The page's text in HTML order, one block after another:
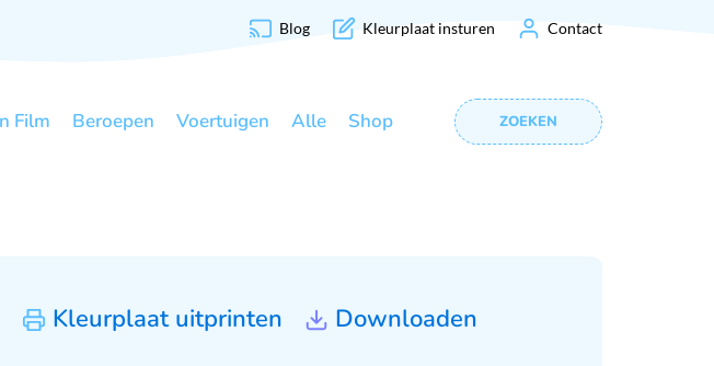
Blog Kleurplaat insturen Contact
Film Beroepen Voertuigen Alle Shop ZOEKEN
Kleurplaat uitprinten Downloaden